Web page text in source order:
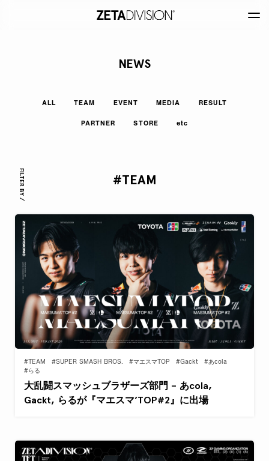
NEWS
ALL TEAM EVENT MEDIA RESULT
PARTNER STORE etc
FILTER BY / #TEAM
#TEAM #SUPER SMASH BROS. #マエスマTOP #Gackt
#あcola
#らる
大乱闘スマッシュブラザーズ部門 – あcola,
Gackt, らるが『マエスマ’TOP#2』に出場